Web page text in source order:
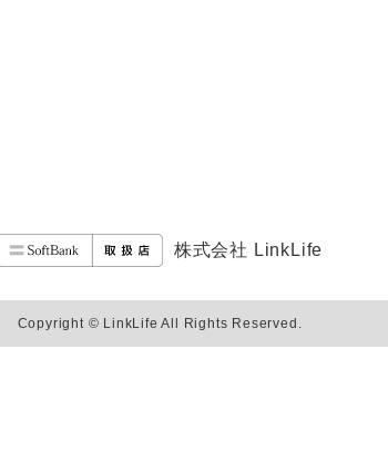
株式会社 LinkLife
Copyright © LinkLife All Rights Reserved.